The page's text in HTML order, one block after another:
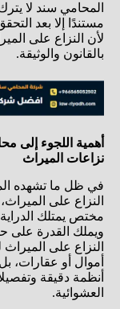
المحامي سند لا
مستندًا إلا بعد
لأن النزاع على
بالقانون والوثيقة.
أهمية اللجوء
نزاعات الميراث
في ظل ما تشهده
النزاع على
مختص يمتلك الدراية
ويملك القدرة على
النزاع على
أموال أو عقارات،
أنظمة دقيقة
العشوائية.